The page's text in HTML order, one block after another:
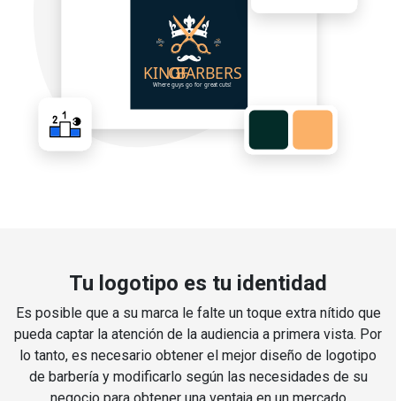
Tu logotipo es tu identidad
Es posible que a su marca le falte un toque extra nítido que
pueda captar la atención de la audiencia a primera vista. Por
lo tanto, es necesario obtener el mejor diseño de logotipo
de barbería y modificarlo según las necesidades de su